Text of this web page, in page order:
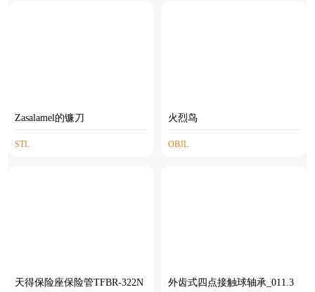
Zasalamel的镰刀
STL
火烈鸟
OBJL
天得保险座保险管TFBR-322N 外齿式四点接触球轴承_011.3